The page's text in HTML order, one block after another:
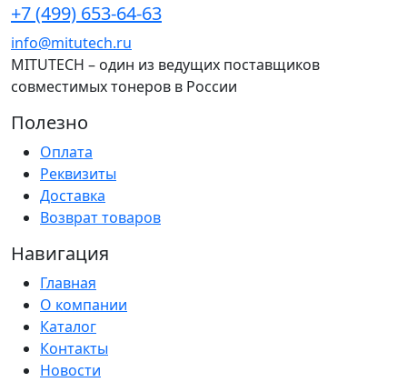
+7 (499) 653-64-63
info@mitutech.ru
MITUTECH – один из ведущих поставщиков
совместимых тонеров в России
Полезно
Оплата
Реквизиты
Доставка
Возврат товаров
Навигация
Главная
О компании
Каталог
Контакты
Новости